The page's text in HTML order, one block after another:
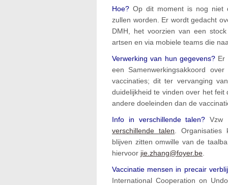
Hoe? Op dit moment is nog niet
zullen worden. Er wordt gedacht
DMH, het voorzien van een
artsen en via mobiele teams die
Verwerking van hun gegevens? Er
een Samenwerkingsakkoord
vaccinaties; dit ter vervanging
duidelijkheid te vinden over het
andere doeleinden dan de
Info in verschillende talen? Vzw
verschillende talen .
blijven zitten omwille van de
hiervoor jie.zhang@foyer.be
Vaccinatie mensen in precair
International Cooperation on